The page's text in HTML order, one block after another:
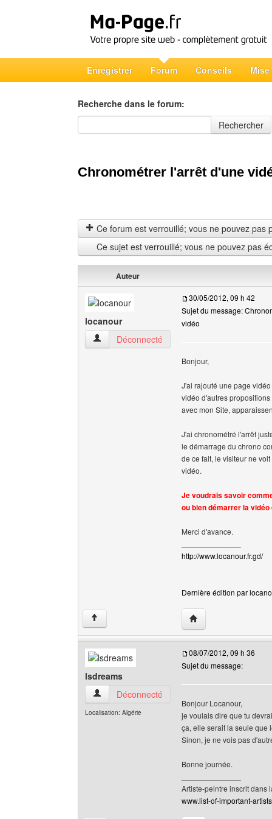
Enregistrer Forum Conseils Mise
Recherche dans le forum:
Recherche dans le forum
Rechercher
Chronométrer l'arrêt d'une
Ce forum est verrouillé; vous ne pouvez pas
Ce sujet est verrouillé; vous ne pouvez pas
Auteur
locanour
locanour Voir le profil de l'utilisateur
Déconnecté
30/05/2012, 09 h 42
Sujet du message:
vidéo
Bonjour,
J'ai rajouté une page
vidéo d'autres
avec mon Site,
J'ai chronométré l'arrêt
le démarrage du chrono
de ce fait, le visiteur ne
vidéo.
Je voudrais savoir
ou bien démarrer la
Merci d'avance.
http://www.locanour.fr.gd/
Dernière édition par
↑ Visiter le site web
lsdreams
lsdreams Voir le profil de l'utilisateur
Déconnecté
Localisation: Algérie
08/07/2012, 09 h 36
Sujet du message:
Bonjour Locanour,
je voulais dire que tu
ça, elle serait la seule que
Sinon, je ne vois pas
Bonne journée.
Artiste-peintre inscrit dans
www.list-of-important-